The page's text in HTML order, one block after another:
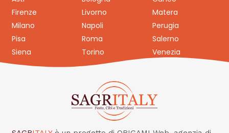
Firenze
Livorno
Matera
Milano
Napoli
Perugia
Pisa
Roma
Salerno
Siena
Torino Venezia